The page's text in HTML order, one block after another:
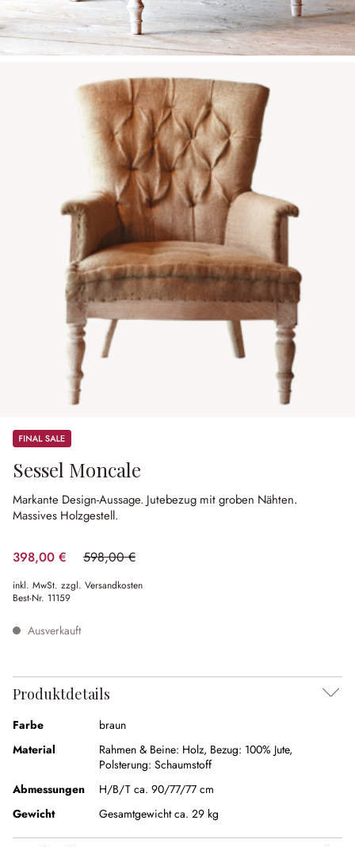
Sale
Sessel Moncale
Markante Design-Aussage. Jutebezug mit groben Nähten.
Massives Holzgestell.
398,00 € 598,00 €
(33.44% gespart)
inkl. MwSt. zzgl. Versandkosten
Best-Nr. 11159
Ausverkauft
Produktdetails
Farbe
braun
Material
Rahmen & Beine: Holz, Bezug: 100% Jute,
Polsterung: Schaumstoff
Abmessungen
H/B/T ca. 90/77/77 cm
Gewicht
Gesamtgewicht ca. 29 kg